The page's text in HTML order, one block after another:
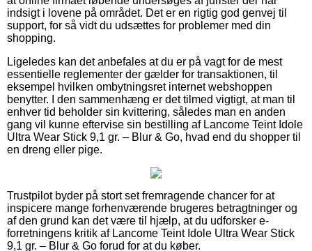
indsigt i lovene på området. Det er en rigtig god genvej til
support, for så vidt du udsættes for problemer med din
shopping.
Ligeledes kan det anbefales at du er på vagt for de mest
essentielle reglementer der gælder for transaktionen, til
eksempel hvilken ombytningsret internet webshoppen
benytter. I den sammenhæng er det tilmed vigtigt, at man til
enhver tid beholder sin kvittering, således man en anden
gang vil kunne eftervise sin bestilling af Lancome Teint Idole
Ultra Wear Stick 9,1 gr. – Blur & Go, hvad end du shopper til
en dreng eller pige.
Trustpilot byder på stort set fremragende chancer for at
inspicere mange forhenværende brugeres betragtninger og
af den grund kan det være til hjælp, at du udforsker e-
forretningens kritik af Lancome Teint Idole Ultra Wear Stick
9,1 gr. – Blur & Go forud for at du køber.